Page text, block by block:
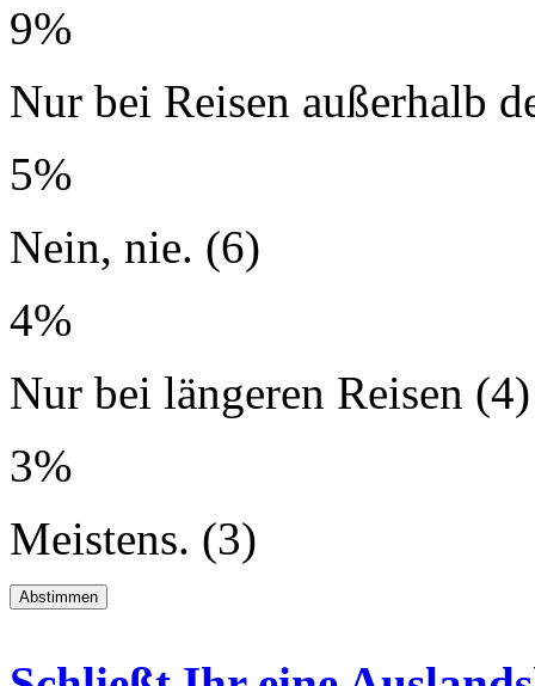
9%
Nur bei Reisen außerhalb
5%
Nein, nie. (6)
4%
Nur bei längeren Reisen (4)
3%
Meistens. (3)